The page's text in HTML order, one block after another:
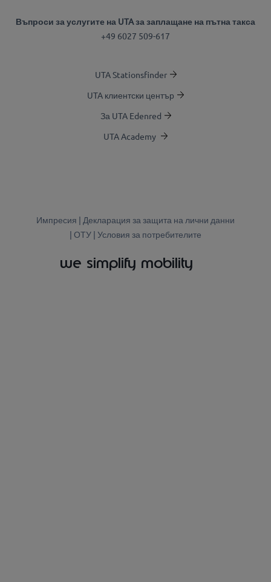
Въпроси за услугите на UTA за заплащане на пътна такса
+49 6027 509-617
UTA Stationsfinder
UTA клиентски център
За UTA Edenred
UTA Academy
Импресия | Декларация за защита на лични данни
| ОТУ | Условия за потребителите
we simplify mobility